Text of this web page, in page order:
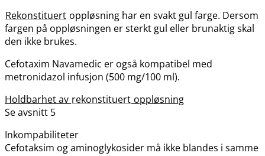
Rekonstituert oppløsning har en svakt gul farge. Dersom
fargen på oppløsningen er sterkt gul eller brunaktig skal
den ikke brukes.
Cefotaxim Navamedic er også kompatibel med
metronidazol infusjon (500 mg/100 ml).
Holdbarhet av rekonstituert oppløsning
Se avsnitt 5
Inkompabiliteter
Cefotaksim og aminoglykosider må ikke blandes i samme